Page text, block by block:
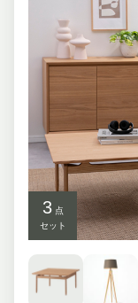
3点
セット